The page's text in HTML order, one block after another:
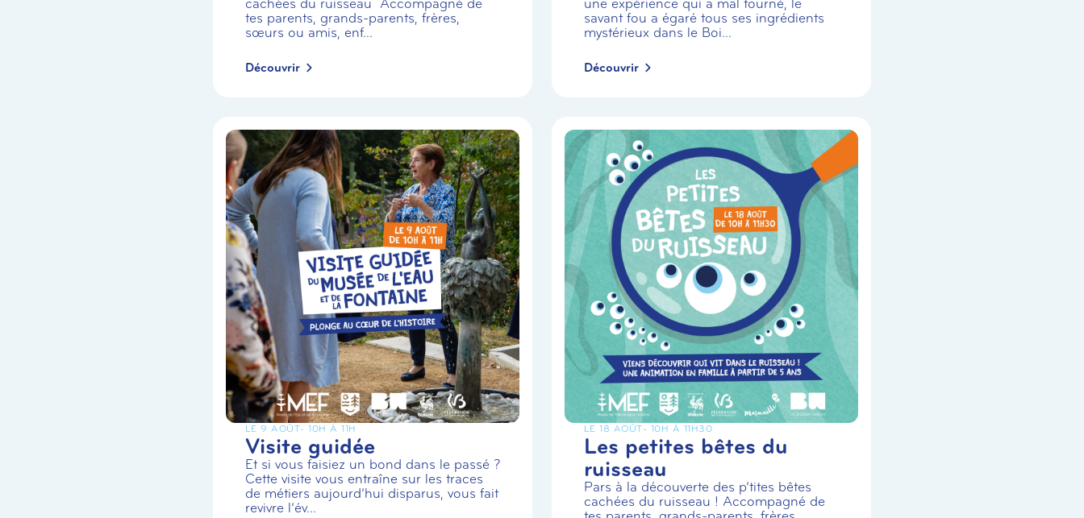
cachées du ruisseau Accompagné de
tes parents, grands-parents, frères,
sœurs ou amis, enf...
Découvrir
une expérience qui a mal tourné, le
savant fou a égaré tous ses ingrédients
mystérieux dans le Boi...
Découvrir
LE 9 AOÛT- 10H À 11H
Visite guidée
Et si vous faisiez un bond dans le passé ?
Cette visite vous entraîne sur les traces
de métiers aujourd’hui disparus, vous fait
revivre l’év...
LE 18 AOÛT- 10H À 11H30
Les petites bêtes du
ruisseau
Pars à la découverte des p’tites bêtes
cachées du ruisseau ! Accompagné de